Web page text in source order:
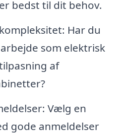
bedst til dit behov.
Har du
som elektrisk
af
Vælg en
gode anmeldelser